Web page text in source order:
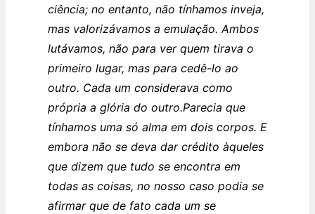
ciência; no entanto, não tínhamos inveja,
mas valorizávamos a emulação. Ambos
lutávamos, não para ver quem tirava o
primeiro lugar, mas para cedê-lo ao
outro. Cada um considerava como
própria a glória do outro.Parecia que
tínhamos uma só alma em dois corpos. E
embora não se deva dar crédito àqueles
que dizem que tudo se encontra em
todas as coisas, no nosso caso podia se
afirmar que de fato cada um se